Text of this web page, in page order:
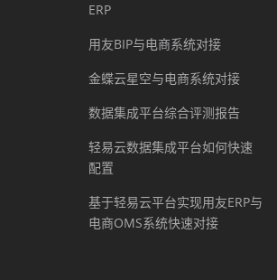
ERP
用友BIP与电商系统对接
金蝶云星空与电商系统对接
数据集成平台综合评测报告
轻易云数据集成平台如何快速
配置
基于轻易云平台实现用友ERP与
电商OMS系统快速对接